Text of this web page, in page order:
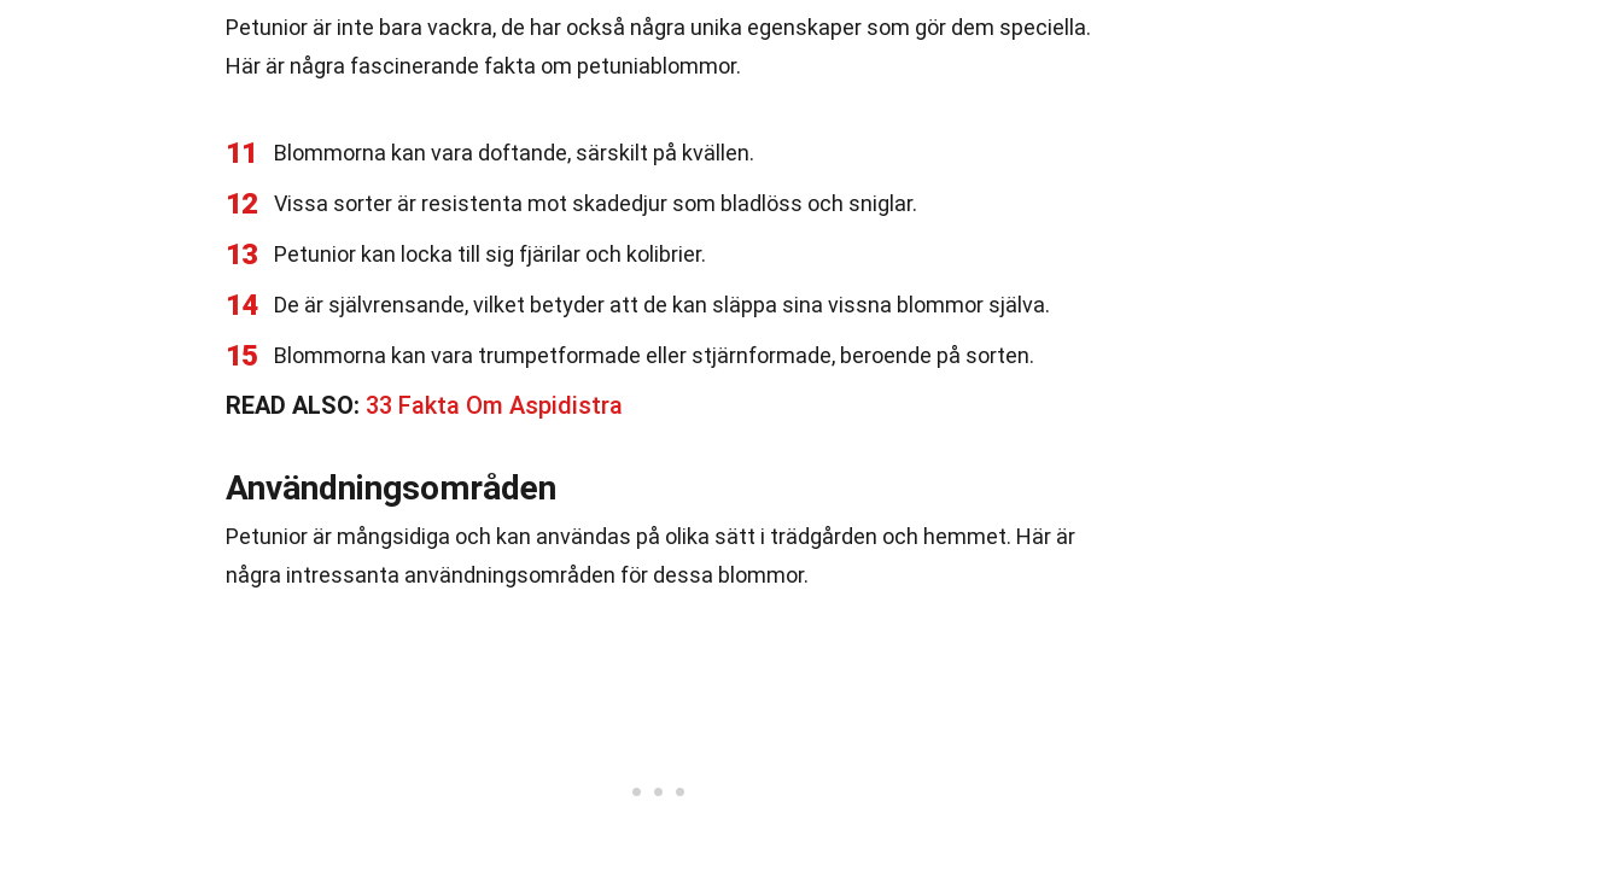
Petunior är inte bara vackra, de har också några unika egenskaper som gör dem speciella.
Här är några fascinerande fakta om petuniablommor.
11 Blommorna kan vara doftande, särskilt på kvällen.
12 Vissa sorter är resistenta mot skadedjur som bladlöss och sniglar.
13 Petunior kan locka till sig fjärilar och kolibrier.
14 De är självrensande, vilket betyder att de kan släppa sina vissna blommor själva.
15 Blommorna kan vara trumpetformade eller stjärnformade, beroende på sorten.
READ ALSO: 33 Fakta Om Aspidistra
Användningsområden
Petunior är mångsidiga och kan användas på olika sätt i trädgården och hemmet. Här är
några intressanta användningsområden för dessa blommor.